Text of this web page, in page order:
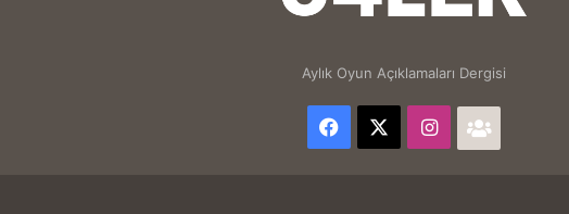
Aylık Oyun Açıklamaları Dergisi
Facebook Instagram